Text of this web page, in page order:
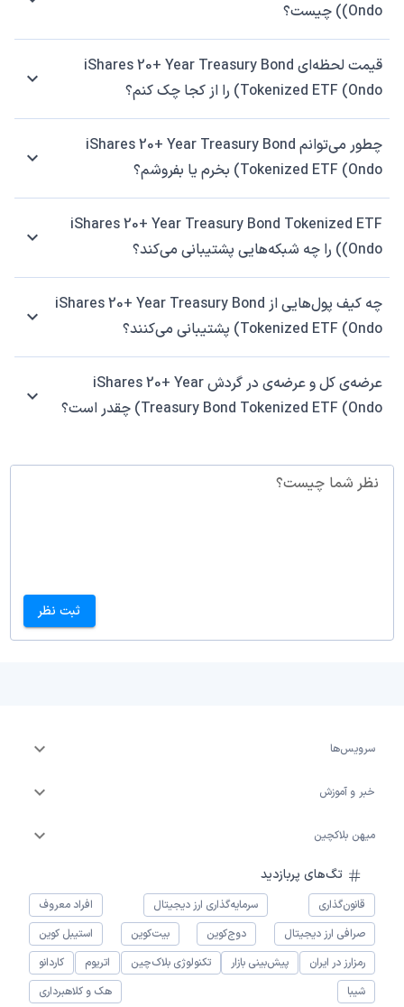
(Ondo) چیست؟
قیمت لحظه‌ای iShares 20+ Year Treasury Bond
Tokenized ETF (Ondo) را از کجا چک کنم؟
چطور می‌توانم iShares 20+ Year Treasury Bond
Tokenized ETF (Ondo) بخرم یا بفروشم؟
iShares 20+ Year Treasury Bond Tokenized ETF
(Ondo) را چه شبکه‌هایی پشتیبانی می‌کند؟
چه کیف پول‌هایی از iShares 20+ Year Treasury Bond
Tokenized ETF (Ondo) پشتیبانی می‌کنند؟
عرضه‌ی کل و عرضه‌ی در گردش iShares 20+ Year
Treasury Bond Tokenized ETF (Ondo) چقدر است؟
نظر شما چیست؟
ثبت نظر
سرویس‌ها
خبر و آموزش
میهن بلاکچین
تگ‌های پربازدید
قانون‌گذاری سرمایه‌گذاری ارز دیجیتال
افراد معروف
صرافی ارز دیجیتال
دوج‌کوین بیت‌کوین
استیبل کوین
رمزارز در ایران
پیش‌بینی بازار تکنولوژی بلاک‌چین اتریوم
کاردانو
شیبا
هک و کلاهبرداری